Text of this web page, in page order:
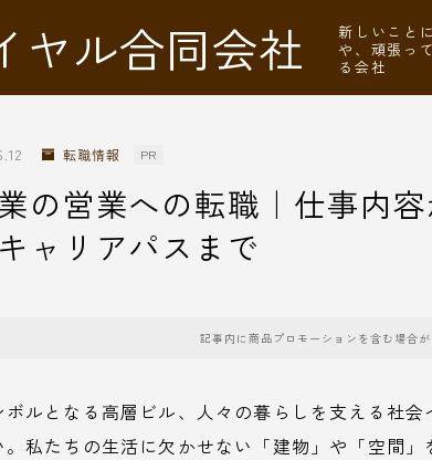
ヤル合同会社
新しいこと
や、頑張っ
る会社
転職情報 PR
の営業への転職｜仕事内
ャリアパスまで
記事内に商品プロモーションを含む場合
ボルとなる高層ビル、人々の暮らしを支える社
。私たちの生活に欠かせない「建物」や「空間